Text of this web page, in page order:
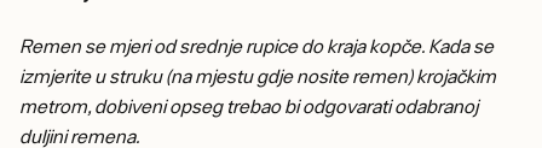
Remen se mjeri od srednje rupice do kraja kopče. Kada se
izmjerite u struku (na mjestu gdje nosite remen) krojačkim
metrom, dobiveni opseg trebao bi odgovarati odabranoj
duljini remena.